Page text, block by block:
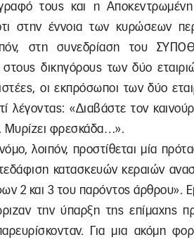
τους και η
στην έννοια των κυρώσεων
στη συνεδρίαση του
στους δικηγόρους των δύο
οι εκπρόσωποι των δύο
λέγοντας: «Διαβάστε τον
Μυρίζει φρεσκάδα…».
λοιπόν, προστίθεται μία
κατασκευών κεραιών
2 και 3 του παρόντος άρθρου».
την ύπαρξη της επίμαχης
Για μια ακόμη